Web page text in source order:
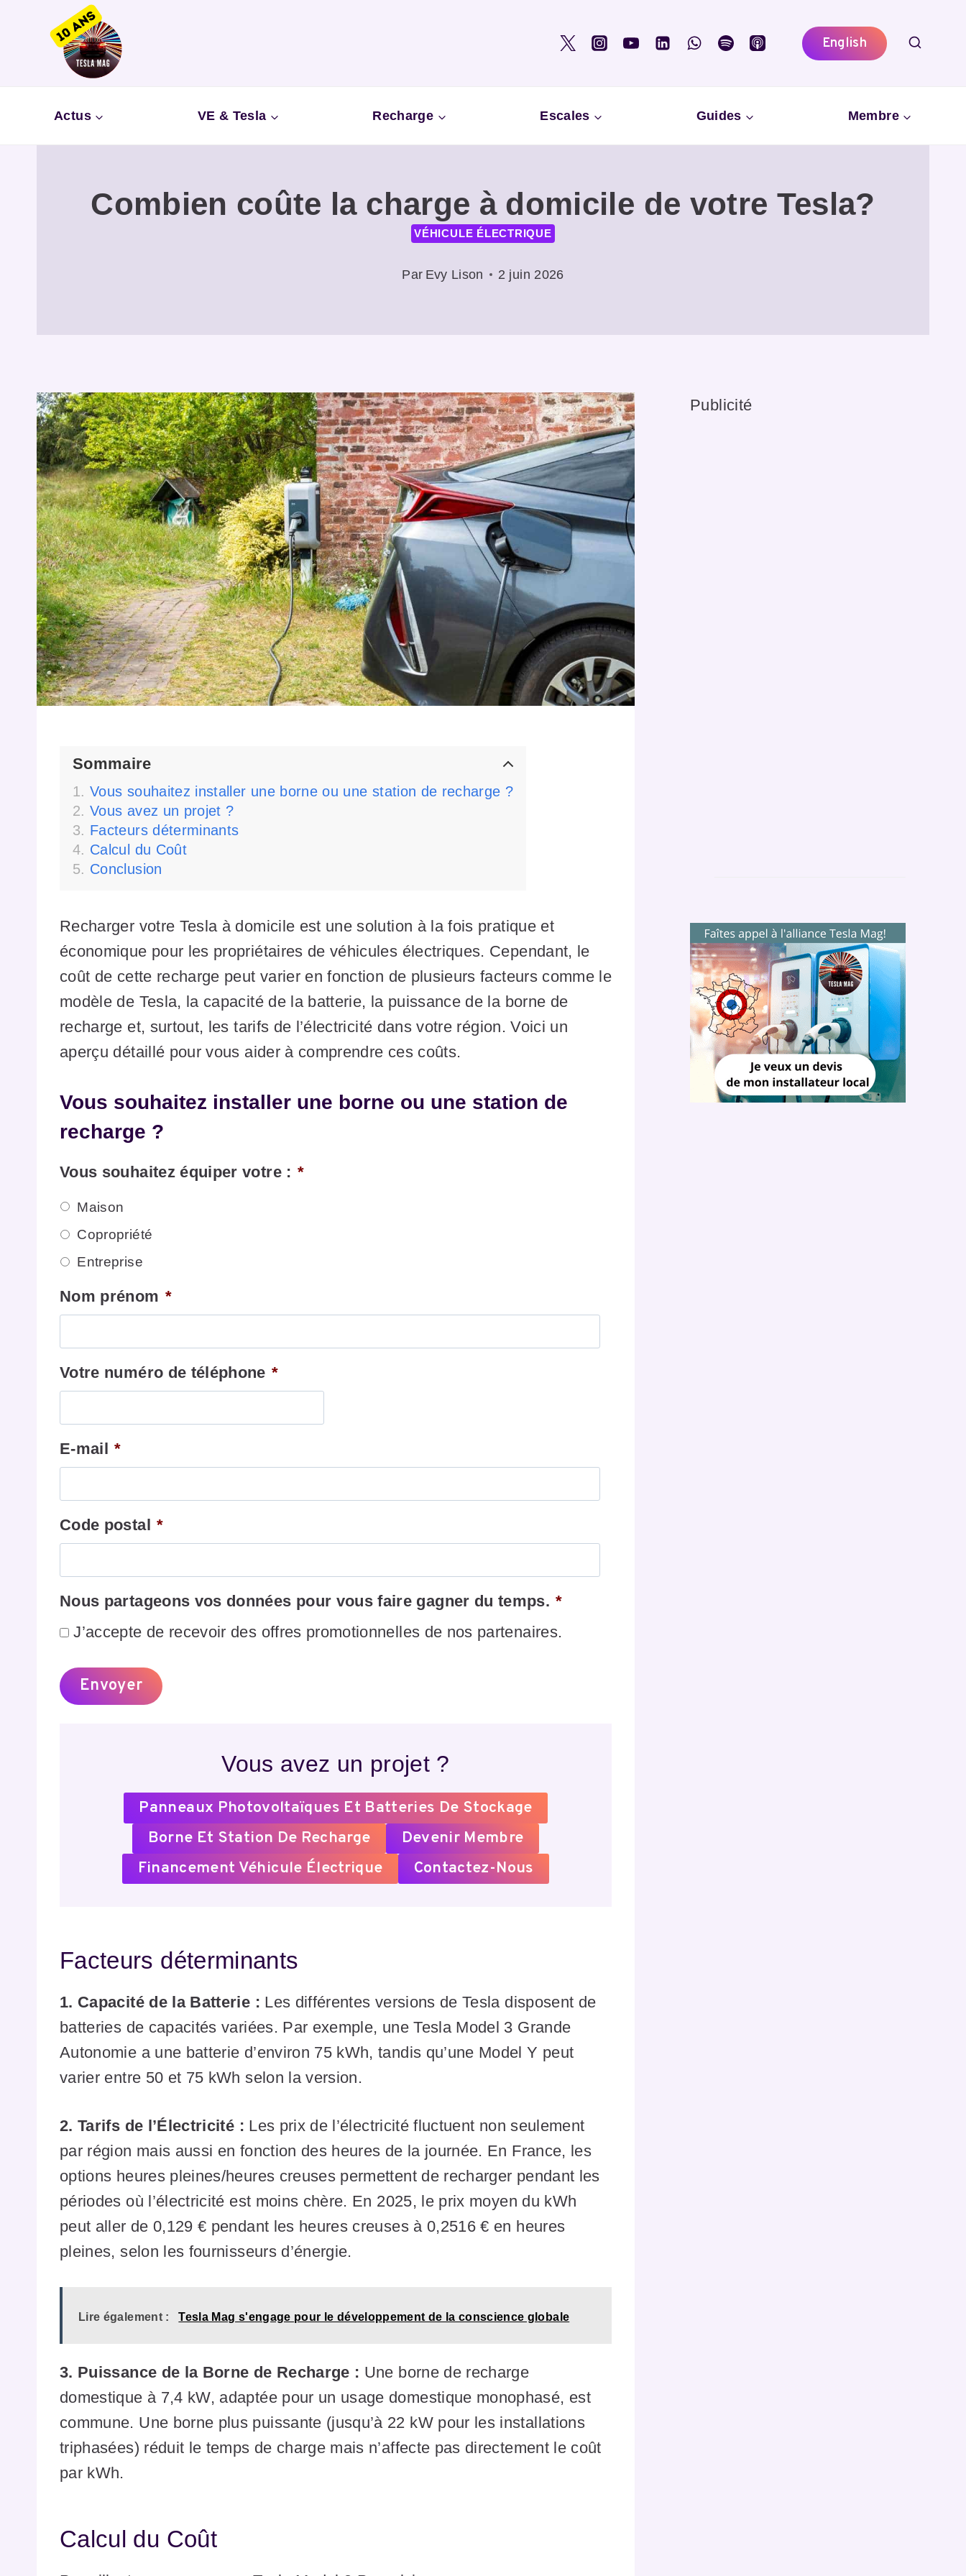
English
Actus VE & Tesla Recharge Escales Guides Membre
Combien coûte la charge à domicile de votre Tesla?
VÉHICULE ÉLECTRIQUE
Par Evy Lison 2 juin 2026
Sommaire
Vous souhaitez installer une borne ou une station de recharge ?
Vous avez un projet ?
Facteurs déterminants
Calcul du Coût
Conclusion
Recharger votre Tesla à domicile est une solution à la fois pratique et
économique pour les propriétaires de véhicules électriques. Cependant, le
coût de cette recharge peut varier en fonction de plusieurs facteurs comme le
modèle de Tesla, la capacité de la batterie, la puissance de la borne de
recharge et, surtout, les tarifs de l’électricité dans votre région. Voici un
aperçu détaillé pour vous aider à comprendre ces coûts.
Vous souhaitez installer une borne ou une station de
recharge ?
Vous souhaitez équiper votre : *
Maison
Copropriété
Entreprise
Nom prénom *
Votre numéro de téléphone *
E-mail *
Code postal *
Nous partageons vos données pour vous faire gagner du temps. *
J’accepte de recevoir des offres promotionnelles de nos partenaires.
Vous avez un projet ?
Panneaux Photovoltaïques Et Batteries De Stockage
Borne Et Station De Recharge
Devenir Membre
Financement Véhicule Électrique
Contactez-Nous
Facteurs déterminants
1. Capacité de la Batterie : Les différentes versions de Tesla disposent de
batteries de capacités variées. Par exemple, une Tesla Model 3 Grande
Autonomie a une batterie d’environ 75 kWh, tandis qu’une Model Y peut
varier entre 50 et 75 kWh selon la version.
2. Tarifs de l’Électricité : Les prix de l’électricité fluctuent non seulement
par région mais aussi en fonction des heures de la journée. En France, les
options heures pleines/heures creuses permettent de recharger pendant les
périodes où l’électricité est moins chère. En 2025, le prix moyen du kWh
peut aller de 0,129 € pendant les heures creuses à 0,2516 € en heures
pleines, selon les fournisseurs d’énergie.
Lire également : Tesla Mag s'engage pour le développement de la conscience globale
3. Puissance de la Borne de Recharge : Une borne de recharge
domestique à 7,4 kW, adaptée pour un usage domestique monophasé, est
commune. Une borne plus puissante (jusqu’à 22 kW pour les installations
triphasées) réduit le temps de charge mais n’affecte pas directement le coût
par kWh.
Calcul du Coût
Publicité